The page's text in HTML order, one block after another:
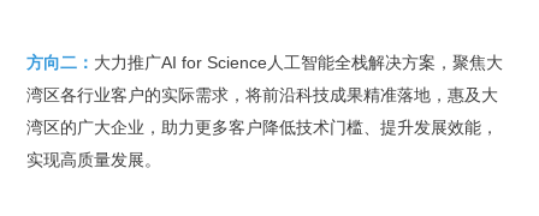
方向二： 大力推广AI for Science人工智能全栈解决方案，聚焦大
湾区各行业客户的实际需求，将前沿科技成果精准落地，惠及大
湾区的广大企业，助力更多客户降低技术门槛、提升发展效能，
实现高质量发展。